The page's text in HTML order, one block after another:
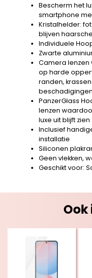
Bescherm het
smartphone
Kristalhelder:
blijven
Individuele
Zwarte
Camera
op harde
randen,
PanzerGlass
lenzen
luxe uit blijft zien
Inclusief
installatie
Siliconen
Geen vlekken,
Geschikt voor: